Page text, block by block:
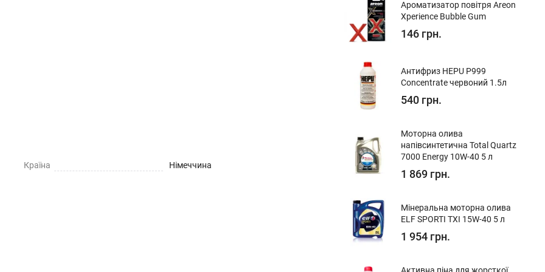
Країна
Німеччина
Ароматизатор повітря Areon
Xperience Bubble Gum
146 грн.
Антифриз HEPU P999
Concentrate червоний 1.5л
540 грн.
Моторна олива
напівсинтетична Total Quartz
7000 Energy 10W-40 5 л
1 869 грн.
Мінеральна моторна олива
ELF SPORTI TXI 15W-40 5 л
1 954 грн.